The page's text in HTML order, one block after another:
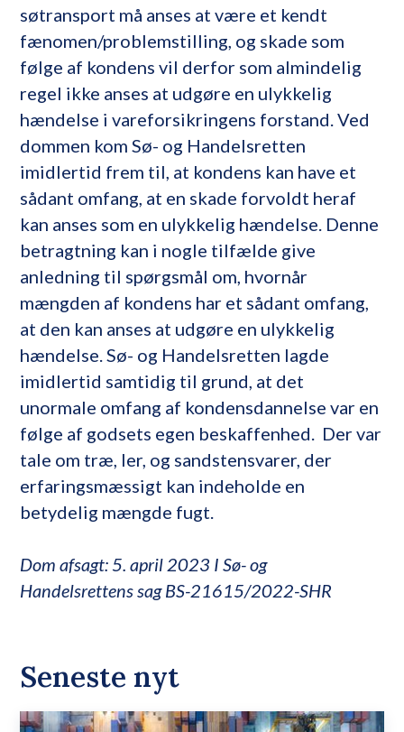
søtransport må anses at være et kendt
fænomen/problemstilling, og skade som
følge af kondens vil derfor som almindelig
regel ikke anses at udgøre en ulykkelig
hændelse i vareforsikringens forstand. Ved
dommen kom Sø- og Handelsretten
imidlertid frem til, at kondens kan have et
sådant omfang, at en skade forvoldt heraf
kan anses som en ulykkelig hændelse. Denne
betragtning kan i nogle tilfælde give
anledning til spørgsmål om, hvornår
mængden af kondens har et sådant omfang,
at den kan anses at udgøre en ulykkelig
hændelse. Sø- og Handelsretten lagde
imidlertid samtidig til grund, at det
unormale omfang af kondensdannelse var en
følge af godsets egen beskaffenhed. Der var
tale om træ, ler, og sandstensvarer, der
erfaringsmæssigt kan indeholde en
betydelig mængde fugt.
Dom afsagt: 5. april 2023 I Sø- og
Handelsrettens sag BS-21615/2022-SHR
Seneste nyt